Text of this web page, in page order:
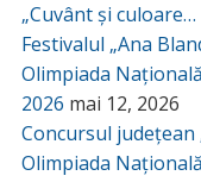
„Cuvânt și
Festivalul „Ana
Olimpiada
2026 mai 12, 2026
Concursul județean
Olimpiada